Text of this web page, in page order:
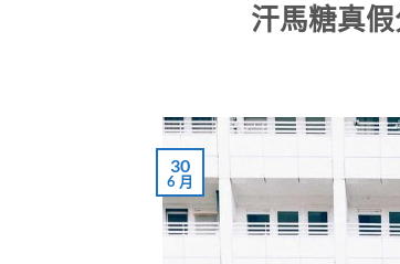
汗馬糖真
30
6 月